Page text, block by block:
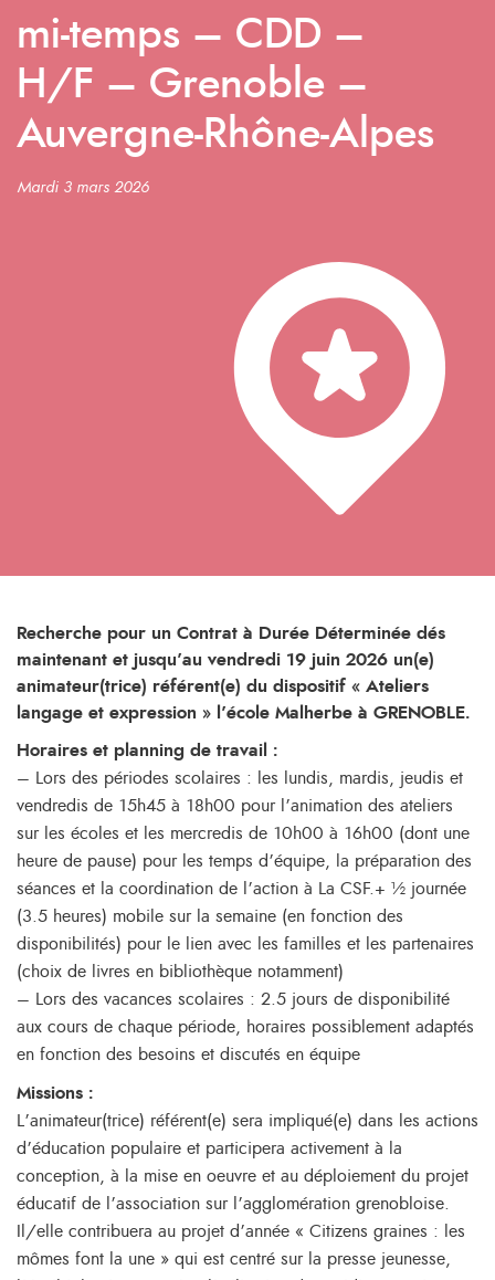
mi-temps – CDD –
H/F – Grenoble –
Auvergne-Rhône-Alpes
Mardi 3 mars 2026
Recherche pour un Contrat à Durée Déterminée dés
maintenant et jusqu’au vendredi 19 juin 2026 un(e)
animateur(trice) référent(e) du dispositif « Ateliers
langage et expression » l’école Malherbe à GRENOBLE.
Horaires et planning de travail :
– Lors des périodes scolaires : les lundis, mardis, jeudis et
vendredis de 15h45 à 18h00 pour l’animation des ateliers
sur les écoles et les mercredis de 10h00 à 16h00 (dont une
heure de pause) pour les temps d’équipe, la préparation des
séances et la coordination de l’action à La CSF.+ ½ journée
(3.5 heures) mobile sur la semaine (en fonction des
disponibilités) pour le lien avec les familles et les partenaires
(choix de livres en bibliothèque notamment)
– Lors des vacances scolaires : 2.5 jours de disponibilité
aux cours de chaque période, horaires possiblement adaptés
en fonction des besoins et discutés en équipe
Missions :
L’animateur(trice) référent(e) sera impliqué(e) dans les actions
d’éducation populaire et participera activement à la
conception, à la mise en oeuvre et au déploiement du projet
éducatif de l’association sur l’agglomération grenobloise.
Il/elle contribuera au projet d’année « Citizens graines : les
mômes font la une » qui est centré sur la presse jeunesse,